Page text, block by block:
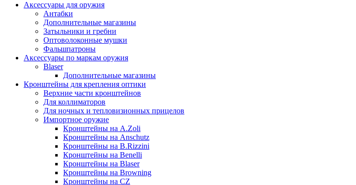
Аксессуары для оружия
Антабки
Дополнительные магазины
Затыльники и гребни
Оптоволоконные мушки
Фальшпатроны
Аксессуары по маркам оружия
Blaser
Дополнительные магазины
Кронштейны для крепления оптики
Верхние части кронштейнов
Для коллиматоров
Для ночных и тепловизионных прицелов
Импортное оружие
Кронштейны на A.Zoli
Кронштейны на Anschutz
Кронштейны на B.Rizzini
Кронштейны на Benelli
Кронштейны на Blaser
Кронштейны на Browning
Кронштейны на CZ